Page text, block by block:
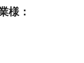
様：